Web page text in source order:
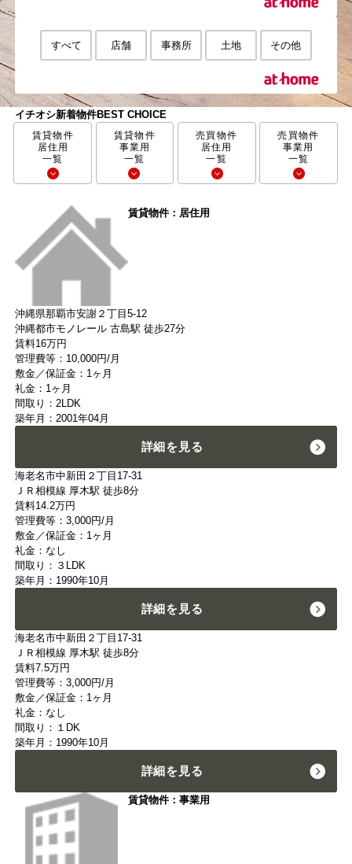
すべて 店舗 事務所 土地 その他
イチオシ新着物件BEST CHOICE
賃貸物件
居住用
一覧
賃貸物件
事業用
一覧
売買物件
居住用
一覧
売買物件
事業用
一覧
賃貸物件：居住用
沖縄県那覇市安謝２丁目5-12
沖縄都市モノレール 古島駅 徒歩27分
賃料16万円
管理費等：10,000円/月
敷金／保証金：1ヶ月
礼金：1ヶ月
間取り：2LDK
築年月：2001年04月
詳細を見る
海老名市中新田２丁目17-31
ＪＲ相模線 厚木駅 徒歩8分
賃料14.2万円
管理費等：3,000円/月
敷金／保証金：1ヶ月
礼金：なし
間取り：３LDK
築年月：1990年10月
詳細を見る
海老名市中新田２丁目17-31
ＪＲ相模線 厚木駅 徒歩8分
賃料7.5万円
管理費等：3,000円/月
敷金／保証金：1ヶ月
礼金：なし
間取り：１DK
築年月：1990年10月
詳細を見る
賃貸物件：事業用